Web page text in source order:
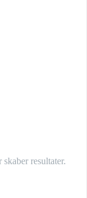
resultater.